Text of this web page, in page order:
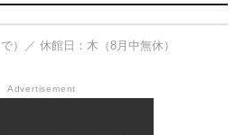
）／ 休館日：木（8月中無休）
Advertisement